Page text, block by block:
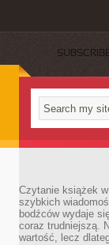
Czytanie książek
szybkich
bodźców wydaje
coraz trudniejszą.
wartość, lecz